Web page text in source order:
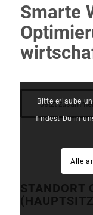
Smarte
Jetzt
STANDORT
Bitte erlaube
findest Du in
Alle